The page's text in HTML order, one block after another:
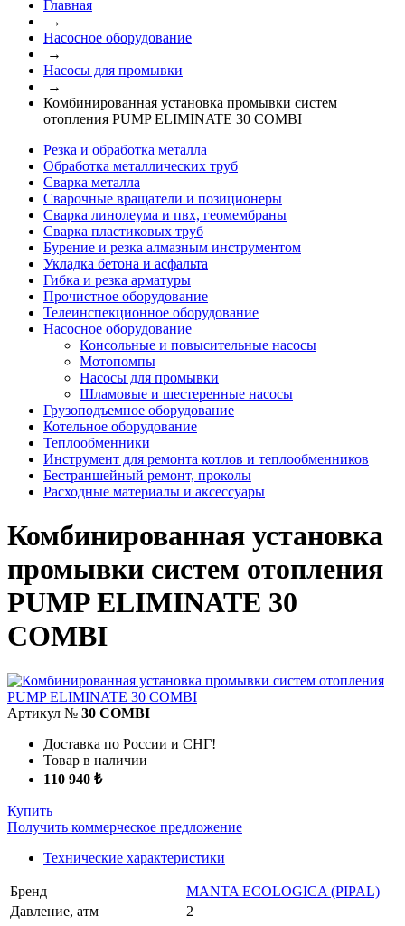
Главная
→
Насосное оборудование
→
Насосы для промывки
→
Комбинированная установка промывки систем
отопления PUMP ELIMINATE 30 COMBI
Резка и обработка металла
Обработка металлических труб
Сварка металла
Сварочные вращатели и позиционеры
Сварка линолеума и пвх, геомембраны
Сварка пластиковых труб
Бурение и резка алмазным инструментом
Укладка бетона и асфальта
Гибка и резка арматуры
Прочистное оборудование
Телеинспекционное оборудование
Насосное оборудование
Консольные и повысительные насосы
Мотопомпы
Насосы для промывки
Шламовые и шестеренные насосы
Грузоподъемное оборудование
Котельное оборудование
Теплообменники
Инструмент для ремонта котлов и теплообменников
Бестраншейный ремонт, проколы
Расходные материалы и аксессуары
Комбинированная установка
промывки систем отопления
PUMP ELIMINATE 30
COMBI
Артикул № 30 COMBI
Доставка по России и СНГ!
Товар в наличии
110 940 ₺
Купить
Получить коммерческое предложение
Технические характеристики
Бренд
MANTA ECOLOGICA (PIPAL)
Давление, атм
2